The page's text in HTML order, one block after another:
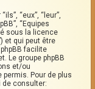
“eux”, “leur”,
“Equipes
sous la licence
et qui peut être
facilite
Le groupe phpBB
et/ou
Pour de plus
de consulter: